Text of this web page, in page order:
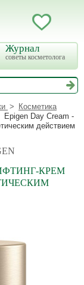
Журнал
советы косметолога
Косметика
Epigen Day Cream -
действием
КРЕМ